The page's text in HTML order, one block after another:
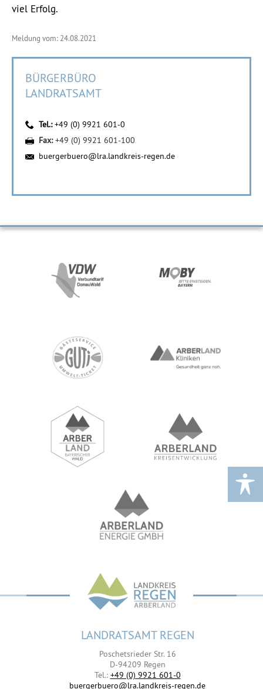
viel Erfolg.
Meldung vom: 24.08.2021
BÜRGERBÜRO
LANDRATSAMT
Tel.:+49 (0) 9921 601-0
Fax:+49 (0) 9921 601-100
buergerbuero@lra.landkreis-regen.de
LANDRATSAMT REGEN
Poschetsrieder Str. 16
D-94209 Regen
Tel.: +49 (0) 9921 601-0
buergerbuero@lra.landkreis-regen.de